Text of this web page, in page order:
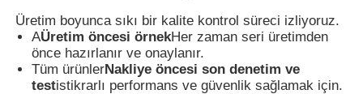
Üretim boyunca sıkı bir kalite kontrol süreci izliyoruz.
AÜretim öncesi örnekHer zaman seri üretimden
önce hazırlanır ve onaylanır.
Tüm ürünlerNakliye öncesi son denetim ve
testistikrarlı performans ve güvenlik sağlamak için.